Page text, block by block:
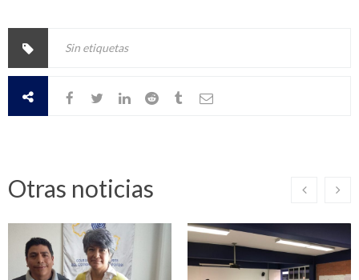
Sin etiquetas
Otras noticias